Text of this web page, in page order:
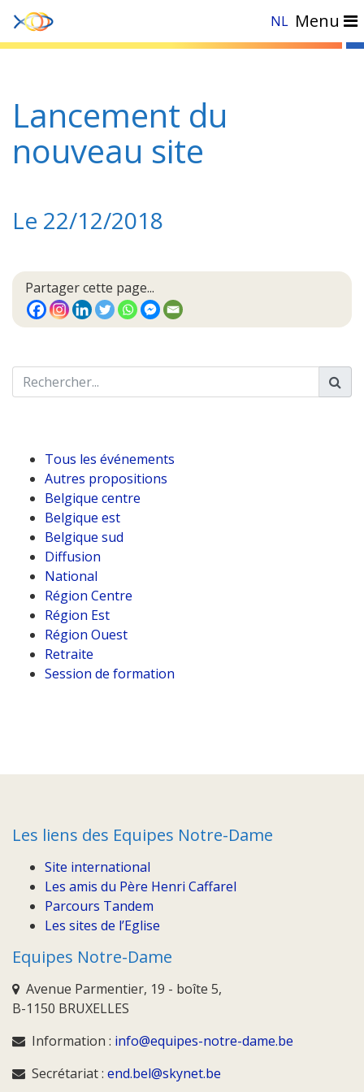
NL Menu
Accueil
Lancement du
nouveau site
Le 22/12/2018
Partager cette page...
Tous les événements
Autres propositions
Belgique centre
Belgique est
Belgique sud
Diffusion
National
Région Centre
Région Est
Région Ouest
Retraite
Session de formation
Les liens des Equipes Notre-Dame
Site international
Les amis du Père Henri Caffarel
Parcours Tandem
Les sites de l’Eglise
Equipes Notre-Dame
Avenue Parmentier, 19 - boîte 5,
B-1150 BRUXELLES
Information : info@equipes-notre-dame.be
Secrétariat : end.bel@skynet.be